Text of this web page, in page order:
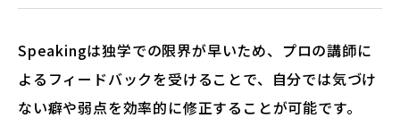
Speakingは独学での限界が早いため、プロの講師に
よるフィードバックを受けることで、自分では気づけ
ない癖や弱点を効率的に修正することが可能です。